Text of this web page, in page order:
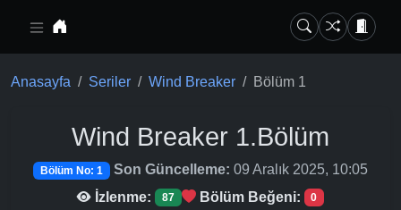
Anasayfa Seriler Wind Breaker Bölüm 1
Wind Breaker 1.Bölüm
Bölüm No: 1 Son Güncelleme: 09 Aralık 2025, 10:05
İzlenme:
87 Bölüm Beğeni: 0